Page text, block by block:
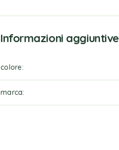
Informazioni aggiuntive
colore
marca